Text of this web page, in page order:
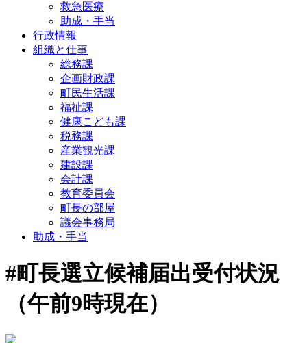
救急医療
助成・手当
行政情報
組織と仕事
総務課
企画財政課
町民生活課
福祉課
健康こども課
税務課
産業観光課
建設課
会計課
教育委員会
町長の部屋
議会事務局
助成・手当
#町長選立候補届出受付状況
（午前9時現在）